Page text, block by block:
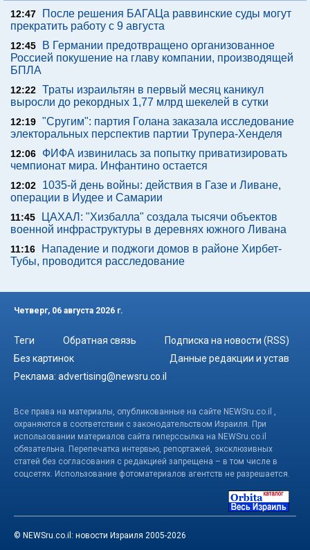
12:47
После решения БАГАЦа раввинские суды могут
прекратить работу с 9 августа
12:45
В Германии предотвращено организованное
Россией покушение на главу компании, производящей
БПЛА
12:22 Траты израильтян в первый месяц каникул
выросли до рекордных 1,77 млрд шекелей в сутки
12:19 "Сругим": партия Голана заказала исследование
электоральных перспектив партии Трупера-Хенделя
12:06
ФИФА извинилась за попытку приватизировать
чемпионат мира. Инфантино остается
12:02
1035-й день войны: действия в Газе и Ливане,
операции в Иудее и Самарии
11:45
ЦАХАЛ: "Хизбалла" создала тысячи объектов
военной инфраструктуры в деревнях южного Ливана
11:16
Нападение и поджоги домов в районе Хирбет-
Тубы, проводится расследование
Четверг, 06 августа 2026 г.
Теги Обратная связь
Подписка на новости (RSS)
Без картинок
Данные редакции и устав
Реклама: advertising@newsru.co.il
Все права на материалы, опубликованные на сайте NEWSru.co.il ,
охраняются в соответствии с законодательством Израиля. При
использовании материалов сайта гиперссылка на NEWSru.co.il
обязательна. Перепечатка интервью, репортажей, эксклюзивных
статей без согласования с редакцией запрещена – в том числе в
соцсетях. Использование фотоматериалов агентств не разрешается.
© NEWSru.co.il: новости Израиля 2005-2026